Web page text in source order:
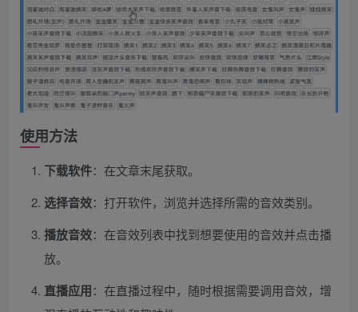
使用方法
下载软件：在文章末尾获取。
选择音效：打开软件，浏览并选择所需的音效类别。
播放音效：在音效列表中找到想要使用的音效并点击播
放。
直播应用：在直播过程中，随时根据需要调用音效，增